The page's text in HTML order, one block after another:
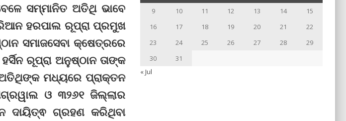
ସମ୍ମାନିତ ଅତିଥି ଭାବେ
ହରପାଲ ରୂପ୍ରା ପ୍ରମୁଖ
ସମାଜସେବା କ୍ଷେତ୍ରରେ
ରୂପ୍ରା ଅନୁଷ୍ଠାନ ତାଙ୍କ
ମଧ୍ୟରେ ପ୍ରାକ୍ତନ
ଓ ୩୨୬୧ ଜିଲ୍ଲାର
ଦାୟିତ୍ଵ ଗ୍ରହଣ କରିଥିବା
9
10 11 12 13 14
15
16
17 18 19 20 21
22
23
24 25 26 27 28
29
30
31
« Jul